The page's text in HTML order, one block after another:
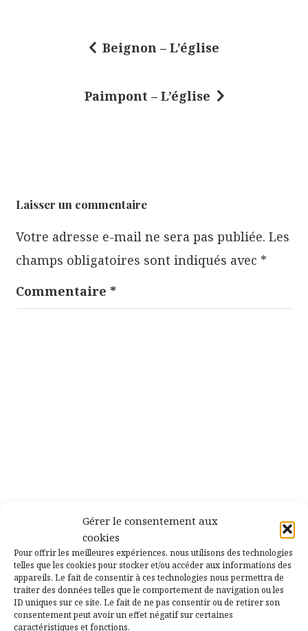
Gérer le consentement aux
cookies
Pour offrir les meilleures expériences, nous utilisons des technologies
telles que les cookies pour stocker et/ou accéder aux informations des
appareils. Le fait de consentir à ces technologies nous permettra de
traiter des données telles que le comportement de navigation ou les
ID uniques sur ce site. Le fait de ne pas consentir ou de retirer son
consentement peut avoir un effet négatif sur certaines
caractéristiques et fonctions.
t
o
n
d
e
Beignon – L’église
Paimpont – L’église
Laisser un commentaire
Votre adresse e-mail ne sera pas publiée. Les
champs obligatoires sont indiqués avec *
Commentaire *
E-mail*